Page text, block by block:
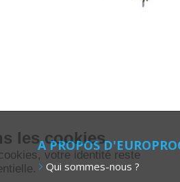
A PROPOS
Qui sommes-nous ?
Nous aimons les
cookies
En acceptant les cookies,
identité reste totalement